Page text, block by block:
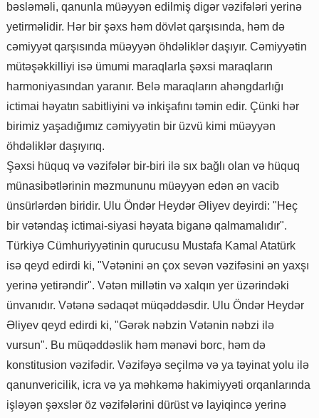
bəsləməli, qanunla müəyyən edilmiş digər vəzifələri yerinə
yetirməlidir. Hər bir şəxs həm dövlət qarşısında, həm də
cəmiyyət qarşısında müəyyən öhdəliklər daşıyır. Cəmiyyətin
mütəşəkkilliyi isə ümumi maraqlarla şəxsi maraqların
harmoniyasından yaranır. Belə maraqların ahəngdarlığı
ictimai həyatın sabitliyini və inkişafını təmin edir. Çünki hər
birimiz yaşadığımız cəmiyyətin bir üzvü kimi müəyyən
öhdəliklər daşıyırıq.
Şəxsi hüquq və vəzifələr bir-biri ilə sıx bağlı olan və hüquq
münasibətlərinin məzmununu müəyyən edən ən vacib
ünsürlərdən biridir. Ulu Öndər Heydər Əliyev deyirdi: "Heç
bir vətəndaş ictimai-siyasi həyata biganə qalmamalıdır".
Türkiyə Cümhuriyyətinin qurucusu Mustafa Kamal Atatürk
isə qeyd edirdi ki, "Vətənini ən çox sevən vəzifəsini ən yaxşı
yerinə yetirəndir". Vətən millətin və xalqın yer üzərindəki
ünvanıdır. Vətənə sədaqət müqəddəsdir. Ulu Öndər Heydər
Əliyev qeyd edirdi ki, "Gərək nəbzin Vətənin nəbzi ilə
vursun". Bu müqəddəslik həm mənəvi borc, həm də
konstitusion vəzifədir. Vəzifəyə seçilmə və ya təyinat yolu ilə
qanunvericilik, icra və ya məhkəmə hakimiyyəti orqanlarında
işləyən şəxslər öz vəzifələrini dürüst və layiqincə yerinə